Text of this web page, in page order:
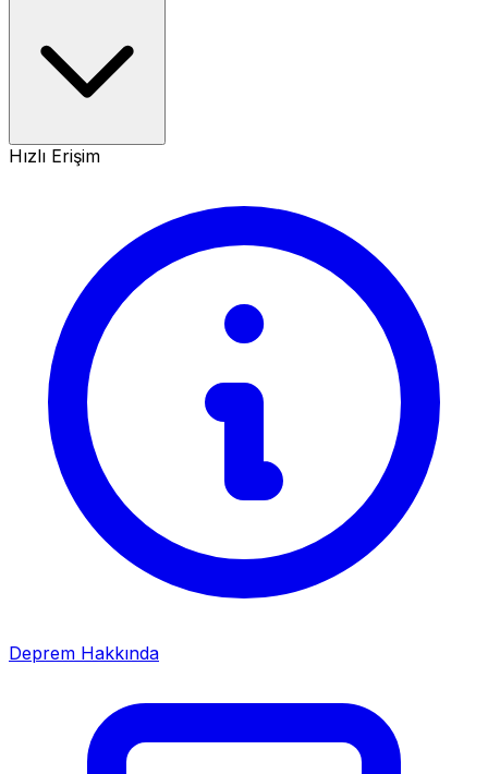
Hızlı Erişim
Deprem Hakkında